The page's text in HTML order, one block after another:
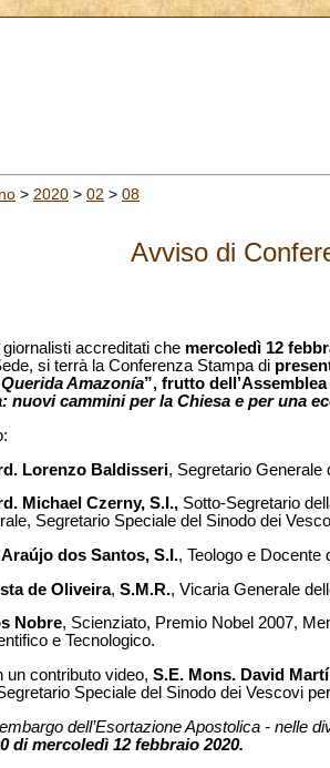
> 2020 > 02 > 08
Avviso di
accreditati che mercoledì 12
si terrà la Conferenza Stampa di
Querida Amazonía”, frutto
nuovi cammini per la Chiesa e per una
Lorenzo Baldisseri, Segretario Generale
Michael Czerny, S.I., Sotto-Segretario
Segretario Speciale del Sinodo dei
Araújo dos Santos, S.I., Teologo e Docente
de Oliveira, S.M.R., Vicaria Generale
Nobre, Scienziato, Premio Nobel 2007,
e Tecnologico.
un contributo video, S.E. Mons. David
Speciale del Sinodo dei Vescovi
dell’Esortazione Apostolica - nelle
di mercoledì 12 febbraio 2020.